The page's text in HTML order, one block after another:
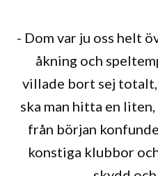
- Dom var ju oss helt
åkning och
villade bort sej totalt,
ska man hitta en
från början
konstiga klubbor